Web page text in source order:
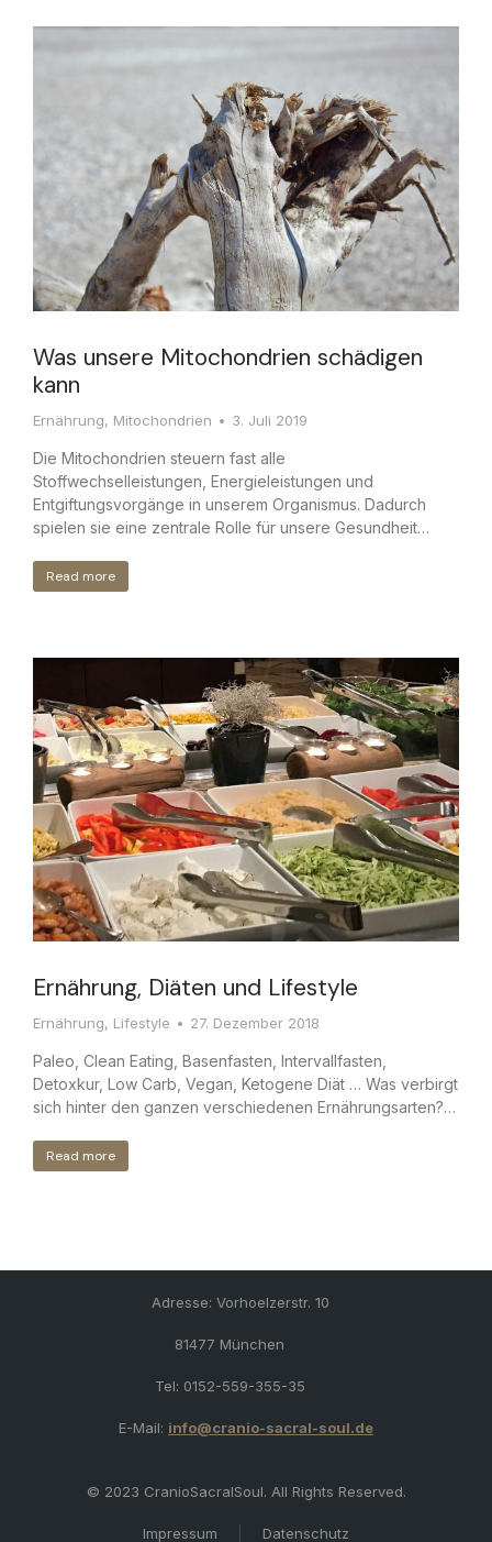
Was unsere Mitochondrien schädigen
kann
Ernährung, Mitochondrien 3. Juli 2019
Die Mitochondrien steuern fast alle
Stoffwechselleistungen, Energieleistungen und
Entgiftungsvorgänge in unserem Organismus. Dadurch
spielen sie eine zentrale Rolle für unsere Gesundheit…
Read more
Ernährung, Diäten und Lifestyle
Ernährung, Lifestyle 27. Dezember 2018
Paleo, Clean Eating, Basenfasten, Intervallfasten,
Detoxkur, Low Carb, Vegan, Ketogene Diät … Was verbirgt
sich hinter den ganzen verschiedenen Ernährungsarten?…
Read more
Adresse: Vorhoelzerstr. 10
81477 München
Tel: 0152-559-355-35
E-Mail: info@cranio-sacral-soul.de
© 2023 CranioSacralSoul. All Rights Reserved.
Impressum Datenschutz